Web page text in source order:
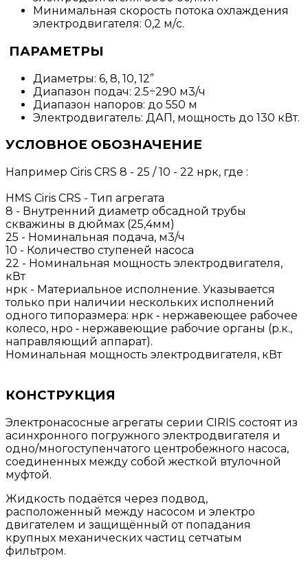
Минимальная скорость потока охлаждения
электродвигателя: 0,2 м/с.
ПАРАМЕТРЫ
Диаметры: 6, 8, 10, 12”
Диапазон подач: 2.5÷290 м3/ч
Диапазон напоров: до 550 м
Электродвигатель: ДАП, мощность до 130 кВт.
УСЛОВНОЕ ОБОЗНАЧЕНИЕ
Например Ciris CRS 8 - 25 / 10 - 22 нрк, где :
HMS Ciris CRS - Тип агрегата
8 - Внутренний диаметр обсадной трубы
скважины в дюймах (25,4мм)
25 - Номинальная подача, м3/ч
10 - Количество ступеней насоса
22 - Номинальная мощность электродвигателя,
кВт
нрк - Материальное исполнение. Указывается
только при наличии нескольких исполнений
одного типоразмера: нрк ‐ нержавеющее рабочее
колесо, нро ‐ нержавеющие рабочие органы (р.к.,
направляющий аппарат).
Номинальная мощность электродвигателя, кВт
КОНСТРУКЦИЯ
Электронасосные агрегаты серии CIRIS состоят из
асинхронного погружного электродвигателя и
одно/многоступенчатого центробежного насоса,
соединенных между собой жесткой втулочной
муфтой.
Жидкость подаётся через подвод,
расположенный между насосом и электро
двигателем и защищённый от попадания
крупных механических частиц сетчатым
фильтром.